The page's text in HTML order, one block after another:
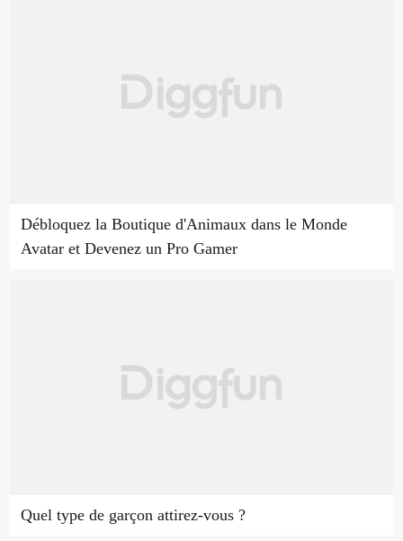
Débloquez la Boutique d'Animaux dans le Monde
Avatar et Devenez un Pro Gamer
Quel type de garçon attirez-vous ?